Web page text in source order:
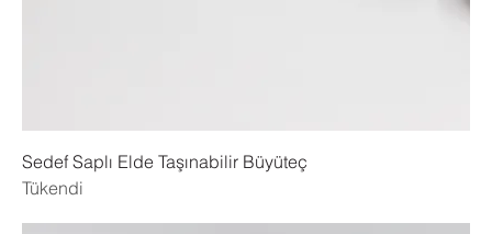
Sedef Saplı Elde Taşınabilir Büyüteç
Tükendi